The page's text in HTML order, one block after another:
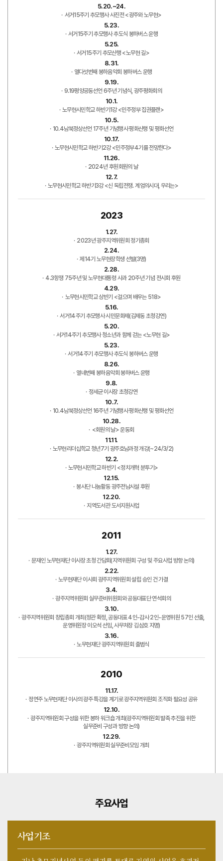
5.20.~24.
서거15주기 추모행사 사진전 <광주와 노무현>
5.23.
서거15주기 추모행사 추도식 봉하버스 운행
5.25.
서거15주기 추모산행 <노무현 길>
8.31.
열다섯번째 봉하음악회 봉하버스 운행
9.19.
9.19평양공동선언 6주년 기념식, 광주평화회의
10.1.
노무현시민학교 하반기1강 <민주정부 집권플랜>
10.5.
10.4남북정상선언 17주년 기념행사 평화산행 및 평화선언
10.17.
노무현시민학교 하반기2강 <민주정부4기를 전망한다>
11.26.
2024년 후원회원의 날
12.7.
노무현시민학교 하반기3강 <신 독립전쟁. 계엄의시대, 우리는>
2023
1.27.
2023년 광주지역위원회 정기총회
2.24.
제14기 노무현장학생 선발(3명)
2.28.
4.3항쟁 75주년 및 노무현대통령 사과 20주년 기념 전시회 후원
4.29.
노무현시민학교 상반기 <걸으며 배우는 518>
5.16.
서거14주기 추모행사 시민문화제(김제동 초청강연)
5.20.
서거14주기 추모행사 청소년과 함께 걷는 <노무현 길>
5.23.
서거14주기 추모행사 추도식 봉하버스 운행
8.26.
열네번째 봉하음악회 봉하버스 운행
9.8.
정세균 이사장 초청강연
10.7.
10.4남북정상선언 16주년 기념행사 평화산행 및 평화선언
10.28.
<회원의 날> 운동회
11.11.
노무현리더십학교 청년7기 광주호남과정 개강(~24/3/2)
12.2.
노무현시민학교 하반기 <정치개혁 분투기>
12.15.
봉사단 나눔활동 광주전남시설 후원
12.20.
지역도서관 도서지원사업
2011
1.27.
문재인 노무현재단 이사장 초청 간담회(지역위원회 구성 및 주요사업 방향 논의)
2.22.
노무현재단 이사회 광주지역위원회 설립 승인 건 가결
3.4.
광주지역위원회 실무준비위원회와 공동대표단 연석회의
3.10.
광주지역위원회 창립총회 개최(정관 확정, 공동대표 4인-감사 2인-운영위원 57인 선출,
운영위원장 이오석 선임, 사무처장 김삼호 지명)
3.16.
노무현재단 광주지역위원회 출범식
2010
11.17.
정연주 노무현재단 이사의 광주 특강을 계기로 광주지역위원회 조직화 필요성 공유
12.10.
광주지역위원회 구성을 위한 봉하 워크숍 개최(광주지역위원회 발족 추진을 위한
실무준비 구성과 방향 논의)
12.29.
광주지역위원회 실무준비모임 개최
주요사업
사업기조